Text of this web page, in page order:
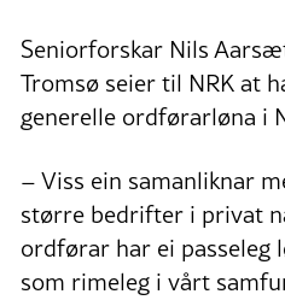
Seniorforskar Nils
Tromsø seier til NRK at
generelle ordførarløna i
– Viss ein samanliknar
større bedrifter i privat
ordførar har ei passeleg
som rimeleg i vårt